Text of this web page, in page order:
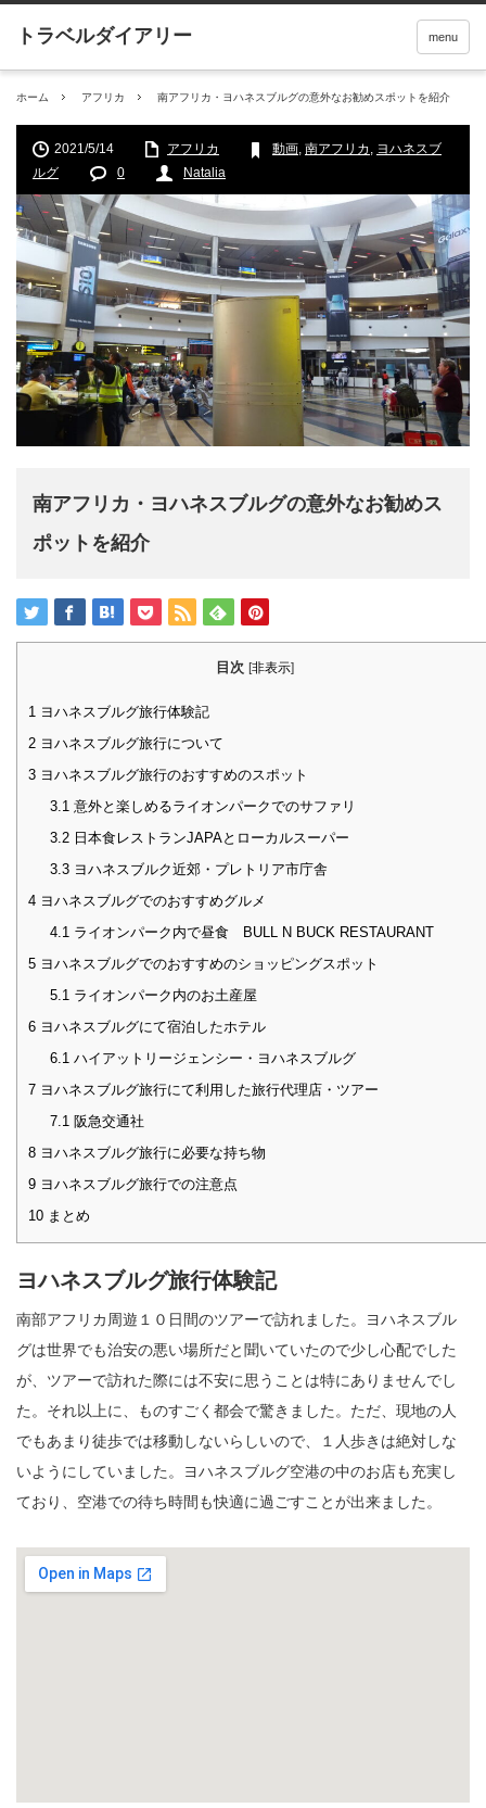
menu
ホーム アフリカ 南アフリカ・ヨハネスブルグの意外なお勧めスポットを紹介
2021/5/14 アフリカ 動画, 南アフリカ , ヨハネスブ
ルグ
0 Natalia
南アフリカ・ヨハネスブルグの意外なお勧めス
ポットを紹介
目次 [非表示]
1 ヨハネスブルグ旅行体験記
2 ヨハネスブルグ旅行について
3 ヨハネスブルグ旅行のおすすめのスポット
3.1 意外と楽しめるライオンパークでのサファリ
3.2日本食レストランJAPAとローカルスーパー
3.3ヨハネスブルク近郊・プレトリア市庁舎
4 ヨハネスブルグでのおすすめグルメ
4.1 ライオンパーク内で昼食 BULL N BUCK RESTAURANT
5 ヨハネスブルグでのおすすめのショッピングスポット
5.1 ライオンパーク内のお土産屋
6 ヨハネスブルグにて宿泊したホテル
6.1 ハイアットリージェンシー・ヨハネスブルグ
7 ヨハネスブルグ旅行にて利用した旅行代理店・ツアー
7.1 阪急交通社
8 ヨハネスブルグ旅行に必要な持ち物
9 ヨハネスブルグ旅行での注意点
10 まとめ
ヨハネスブルグ旅行体験記
南部アフリカ周遊１０日間のツアーで訪れました。ヨハネスブル
グは世界でも治安の悪い場所だと聞いていたので少し心配でした
が、ツアーで訪れた際には不安に思うことは特にありませんでし
た。それ以上に、ものすごく都会で驚きました。ただ、現地の人
でもあまり徒歩では移動しないらしいので、１人歩きは絶対しな
いようにしていました。ヨハネスブルグ空港の中のお店も充実し
ており、空港での待ち時間も快適に過ごすことが出来ました。